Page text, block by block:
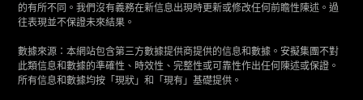
的有所不同。我們沒有義務在新信息出現時更新或修改任何前瞻性陳述。過
往表現並不保證未來結果。
數據來源：本網站包含第三方數據提供商提供的信息和數據。安擬集團不對
此類信息和數據的準確性、時效性、完整性或可靠性作出任何陳述或保證。
所有信息和數據均按「現狀」和「現有」基礎提供。